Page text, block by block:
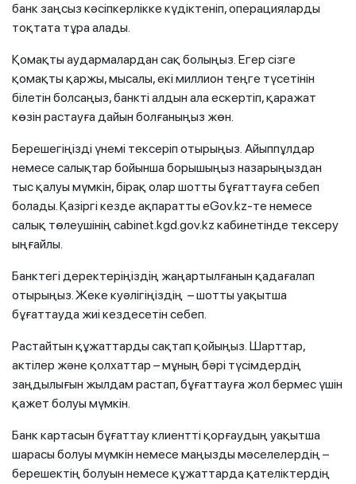
банк заңсыз кәсіпкерлікке күдіктеніп, операцияларды
тоқтата тұра алады.
Қомақты аудармалардан сақ болыңыз. Егер сізге
қомақты қаржы, мысалы, екі миллион теңге түсетінін
білетін болсаңыз, банкті алдын ала ескертіп, қаражат
көзін растауға дайын болғаныңыз жөн.
Берешегіңізді үнемі тексеріп отырыңыз. Айыппұлдар
немесе салықтар бойынша борышыңыз назарыңыздан
тыс қалуы мүмкін, бірақ олар шотты бұғаттауға себеп
болады. Қазіргі кезде ақпаратты eGov.kz-те немесе
салық төлеушінің cabinet.kgd.gov.kz кабинетінде тексеру
ыңғайлы.
Банктегі деректеріңіздің жаңартылғанын қадағалап
отырыңыз. Жеке куәлігіңіздің – шотты уақытша
бұғаттауда жиі кездесетін себеп.
Растайтын құжаттарды сақтап қойыңыз. Шарттар,
актілер және қолхаттар – мұның бәрі түсімдердің
заңдылығын жылдам растап, бұғаттауға жол бермес үшін
қажет болуы мүмкін.
Банк картасын бұғаттау клиентті қорғаудың уақытша
шарасы болуы мүмкін немесе маңызды мәселелердің –
берешектің болуын немесе құжаттарда қателіктердің